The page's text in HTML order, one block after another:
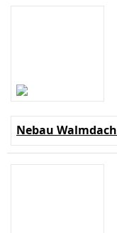
Nebau Walmdach